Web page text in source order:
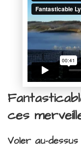
ces
Voler au-